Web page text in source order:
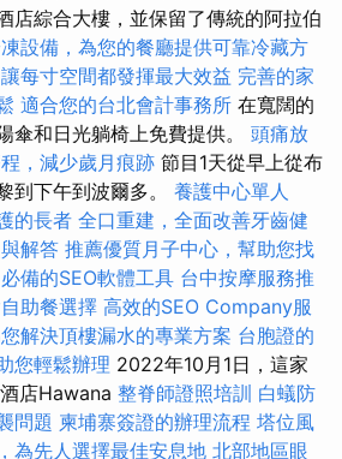
店綜合大樓，並保留了傳統的阿拉伯
設備，為您的餐廳提供可靠冷藏方
每寸空間都發揮最大效益 完善的家
適合您的台北會計事務所 在寬闊的
傘和日光躺椅上免費提供。 頭痛放
，減少歲月痕跡 節目1天從早上從布
到下午到波爾多。 養護中心單人
的長者 全口重建，全面改善牙齒健
解答 推薦優質月子中心，幫助您找
必備的SEO軟體工具 台中按摩服務推
助餐選擇 高效的SEO Company服
解決頂樓漏水的專業方案 台胞證的
您輕鬆辦理 2022年10月1日，這家
店Hawana 整脊師證照培訓 白蟻防
問題 柬埔寨簽證的辦理流程 塔位風
為先人選擇最佳安息地 北部地區眼